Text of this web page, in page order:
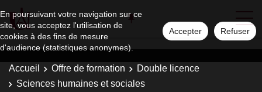
En poursuivant votre navigation sur ce
site, vous acceptez l'utilisation de
cookies à des fins de mesure
d'audience (statistiques anonymes).
Accepter Refuser
Accueil Offre de formation
Double licence
Sciences humaines et sociales